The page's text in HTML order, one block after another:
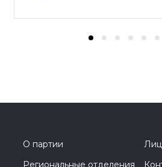
О партии